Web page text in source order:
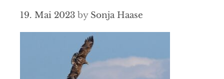
19. Mai 2023 by Sonja Haase